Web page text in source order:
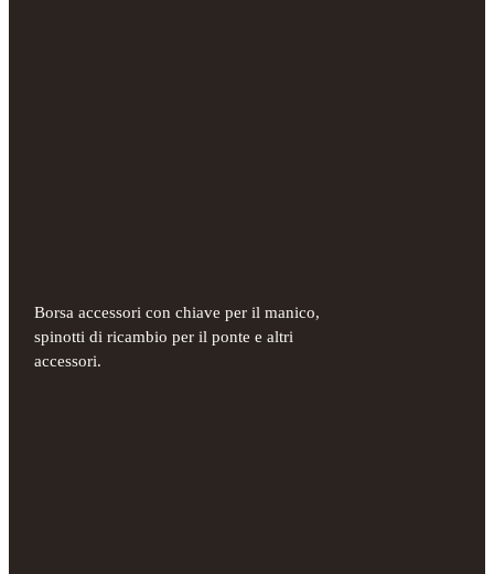
Borsa accessori con chiave per il manico,
spinotti di ricambio per il ponte e altri
accessori.